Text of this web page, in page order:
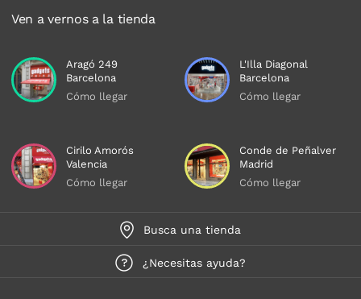
Ven a vernos a la tienda
Aragó 249
Barcelona
Cómo llegar
L'Illa Diagonal
Barcelona
Cómo llegar
Cirilo Amorós
Valencia
Cómo llegar
Conde de Peñalver
Madrid
Cómo llegar
Busca una tienda
¿Necesitas ayuda?